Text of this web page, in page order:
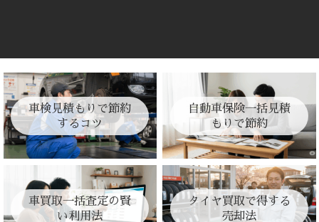
車検見積もりで節約
するコツ
自動車保険一括見積
もりで節約
車買取一括査定の賢
い利用法
タイヤ買取で得する
売却法